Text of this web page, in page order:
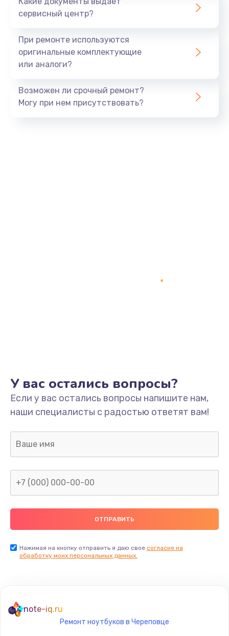
сервисный центр?
При ремонте используются
оригинальные комплектующие
или аналоги?
Возможен ли срочный ремонт?
Могу при нем присутствовать?
У вас остались вопросы?
Если у вас остались вопросы напишите нам,
наши специалисты с радостью ответят вам!
Нажимая на кнопку отправить я даю свое согласие на
обработку моих персональных данных.
note-iq.ru
Ремонт ноутбуков в Череповце